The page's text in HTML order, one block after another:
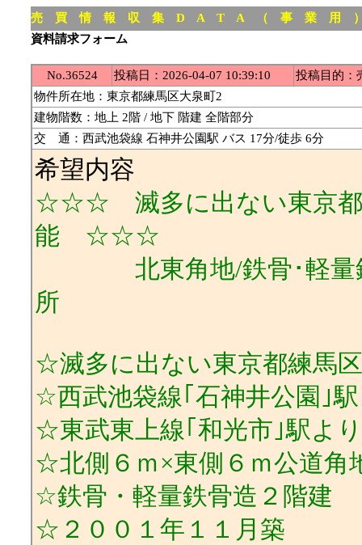
売 買 情 報 収 集 D A T A （ 事 業 用
資料請求フォーム
No.36524 投稿日：2026-04-07 10:39:10
投稿目的：
物件所在地：東京都練馬区大泉町2
建物階数：地上 2階 / 地下 階建 全階部分
交 通：西武池袋線 石神井公園駅 バス 17分/徒歩 6分
希望内容
☆☆☆ 滅多に出ない東京都
能 ☆☆☆
北東角地/鉄骨･軽量鉄
所
☆滅多に出ない東京都練馬
☆西武池袋線｢石神井公園｣
☆東武東上線｢和光市｣駅よ
☆北側６ｍ×東側６ｍ公道角
☆鉄骨・軽量鉄骨造２階建
☆２００１年１１月築